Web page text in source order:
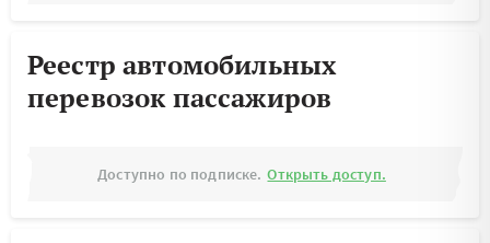
Реестр автомобильных
перевозок пассажиров
Доступно по подписке. Открыть доступ.